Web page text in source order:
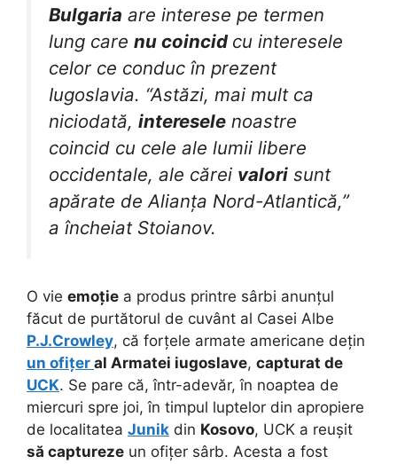
Bulgaria are interese pe termen
lung care nu coincid cu interesele
celor ce conduc în prezent
Iugoslavia. “Astăzi, mai mult ca
niciodată, interesele noastre
coincid cu cele ale lumii libere
occidentale, ale cărei valori sunt
apărate de Alianța Nord-Atlantică,”
a încheiat Stoianov.
O vie emoție a produs printre sârbi anunțul
făcut de purtătorul de cuvânt al Casei Albe
P.J.Crowley, că forțele armate americane dețin
un ofițer al Armatei iugoslave, capturat de
UCK. Se pare că, într-adevăr, în noaptea de
miercuri spre joi, în timpul luptelor din apropiere
de localitatea Junik din Kosovo, UCK a reușit
să captureze un ofițer sârb. Acesta a fost